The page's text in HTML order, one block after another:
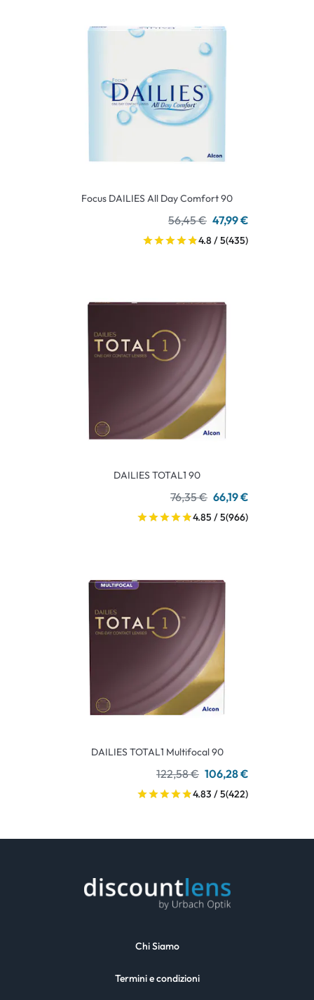
Focus DAILIES All Day Comfort 90
56,45 € 47,99 €
4.8 / 5(435)
DAILIES TOTAL1 90
76,35 € 66,19 €
4.85 / 5(966)
DAILIES TOTAL1 Multifocal 90
122,58 € 106,28 €
4.83 / 5(422)
Chi Siamo
Termini e condizioni